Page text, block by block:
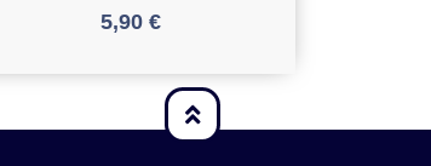
5,90 €